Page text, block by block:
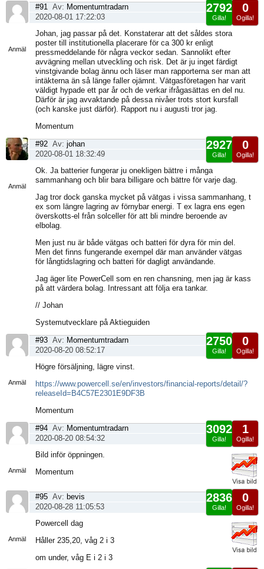
Anmäl
0
Ogilla!
2792
Gilla!
#91 Av: Momentumtradarn
2020-08-01 17:22:03
Johan, jag passar på det. Konstaterar att det såldes stora
poster till institutionella placerare för ca 300 kr enligt
pressmeddelande för några veckor sedan. Sannolikt efter
avvägning mellan utveckling och risk. Det är ju inget färdigt
vinstgivande bolag ännu och läser man rapporterna ser man att
intäkterna än så länge faller ojämnt. Vätgasföretagen har varit
väldigt hypade ett par år och de verkar ifrågasättas en del nu.
Därför är jag avvaktande på dessa nivåer trots stort kursfall
(och kanske just därför). Rapport nu i augusti tror jag.
Momentum
Anmäl
0
Ogilla!
2927
Gilla!
#92 Av: johan
2020-08-01 18:32:49
Ok. Ja batterier fungerar ju onekligen bättre i många
sammanhang och blir bara billigare och bättre för varje dag.
Jag tror dock ganska mycket på vätgas i vissa sammanhang, t
ex som längre lagring av förnybar energi. T ex lagra ens egen
överskotts-el från solceller för att bli mindre beroende av
elbolag.
Men just nu är både vätgas och batteri för dyra för min del.
Men det finns fungerande exempel där man använder vätgas
för långtidslagring och batteri för dagligt användande.
Jag äger lite PowerCell som en ren chansning, men jag är kass
på att värdera bolag. Intressant att följa era tankar.
// Johan
Systemutvecklare på Aktieguiden
Anmäl
0
Ogilla!
2750
Gilla!
#93 Av: Momentumtradarn
2020-08-20 08:52:17
Högre försäljning, lägre vinst.
https://www.powercell.se/en/investors/financial-reports/detail/?
releaseId=B4C57E2301E9DF3B
Momentum
Anmäl
1
Ogilla!
3092
Gilla!
#94 Av: Momentumtradarn
2020-08-20 08:54:32
Bild inför öppningen.
Momentum
Anmäl
0
Ogilla!
2836
Gilla!
#95 Av: bevis
2020-08-28 11:05:53
Powercell dag
Håller 235,20, våg 2 i 3
om under, våg E i 2 i 3